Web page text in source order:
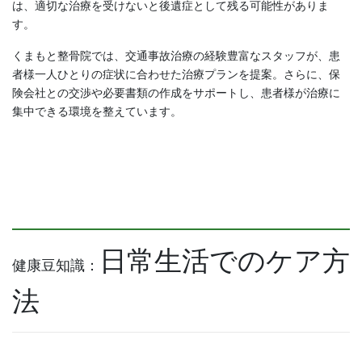
は、適切な治療を受けないと後遺症として残る可能性がありま
す。
くまもと整骨院では、交通事故治療の経験豊富なスタッフが、患
者様一人ひとりの症状に合わせた治療プランを提案。さらに、保
険会社との交渉や必要書類の作成をサポートし、患者様が治療に
集中できる環境を整えています。
健康豆知識 ：
日常生活でのケア方
法